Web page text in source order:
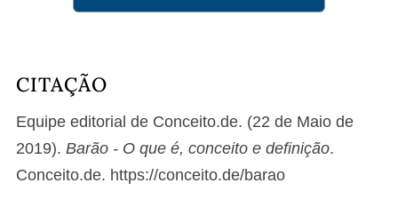
CITAÇÃO
Equipe editorial de Conceito.de. (22 de Maio de
2019). Barão - O que é, conceito e definição.
Conceito.de. https://conceito.de/barao